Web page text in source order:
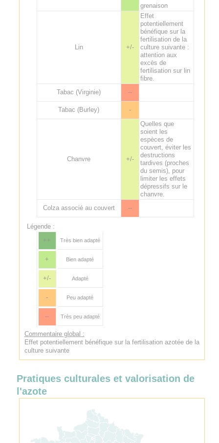
grenaison
Lin +/-
Effet
potentiellement
bénéfique sur la
fertilisation de la
culture suivante :
attention aux
excès de
fertilisation sur lin
fibre.
Tabac (Virginie)
--
Tabac (Burley) -
Chanvre +/-
Quelles que
soient les
espèces de
couvert, éviter les
destructions
tardives (proches
du semis), pour
limiter les effets
dépressifs sur le
chanvre.
Colza associé au couvert
--
Légende :
++
Très bien adapté
+ Bien adapté
+/- Adapté
- Peu adapté
-- Très peu adapté
Commentaire global :
Effet potentiellement bénéfique sur la fertilisation azotée de la
culture suivante
Pratiques culturales et valorisation de
l'azote